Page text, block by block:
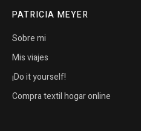
PATRICIA MEYER
Sobre mi
Mis viajes
¡Do it yourself!
Compra textil hogar online